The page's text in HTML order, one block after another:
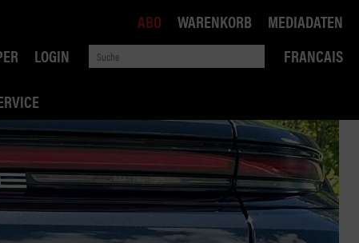
LOGIN
FRANCAIS
ROAD
RECHTSBERATUNG
VERKEHRSPOLITIK
ABO WARENKORB MEDIADATEN